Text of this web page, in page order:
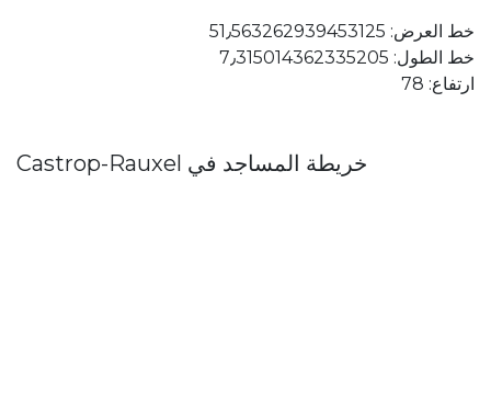
خط العرض: 51٫563262939453125
خط الطول: 7٫315014362335205
ارتفاع: 78
خريطة المساجد في Castrop-Rauxel